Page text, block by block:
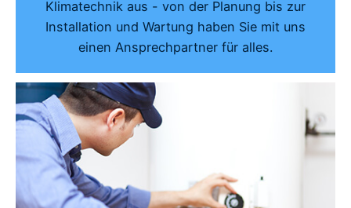
Klimatechnik aus - von der Planung bis zur
Installation und Wartung haben Sie mit uns
einen Ansprechpartner für alles.